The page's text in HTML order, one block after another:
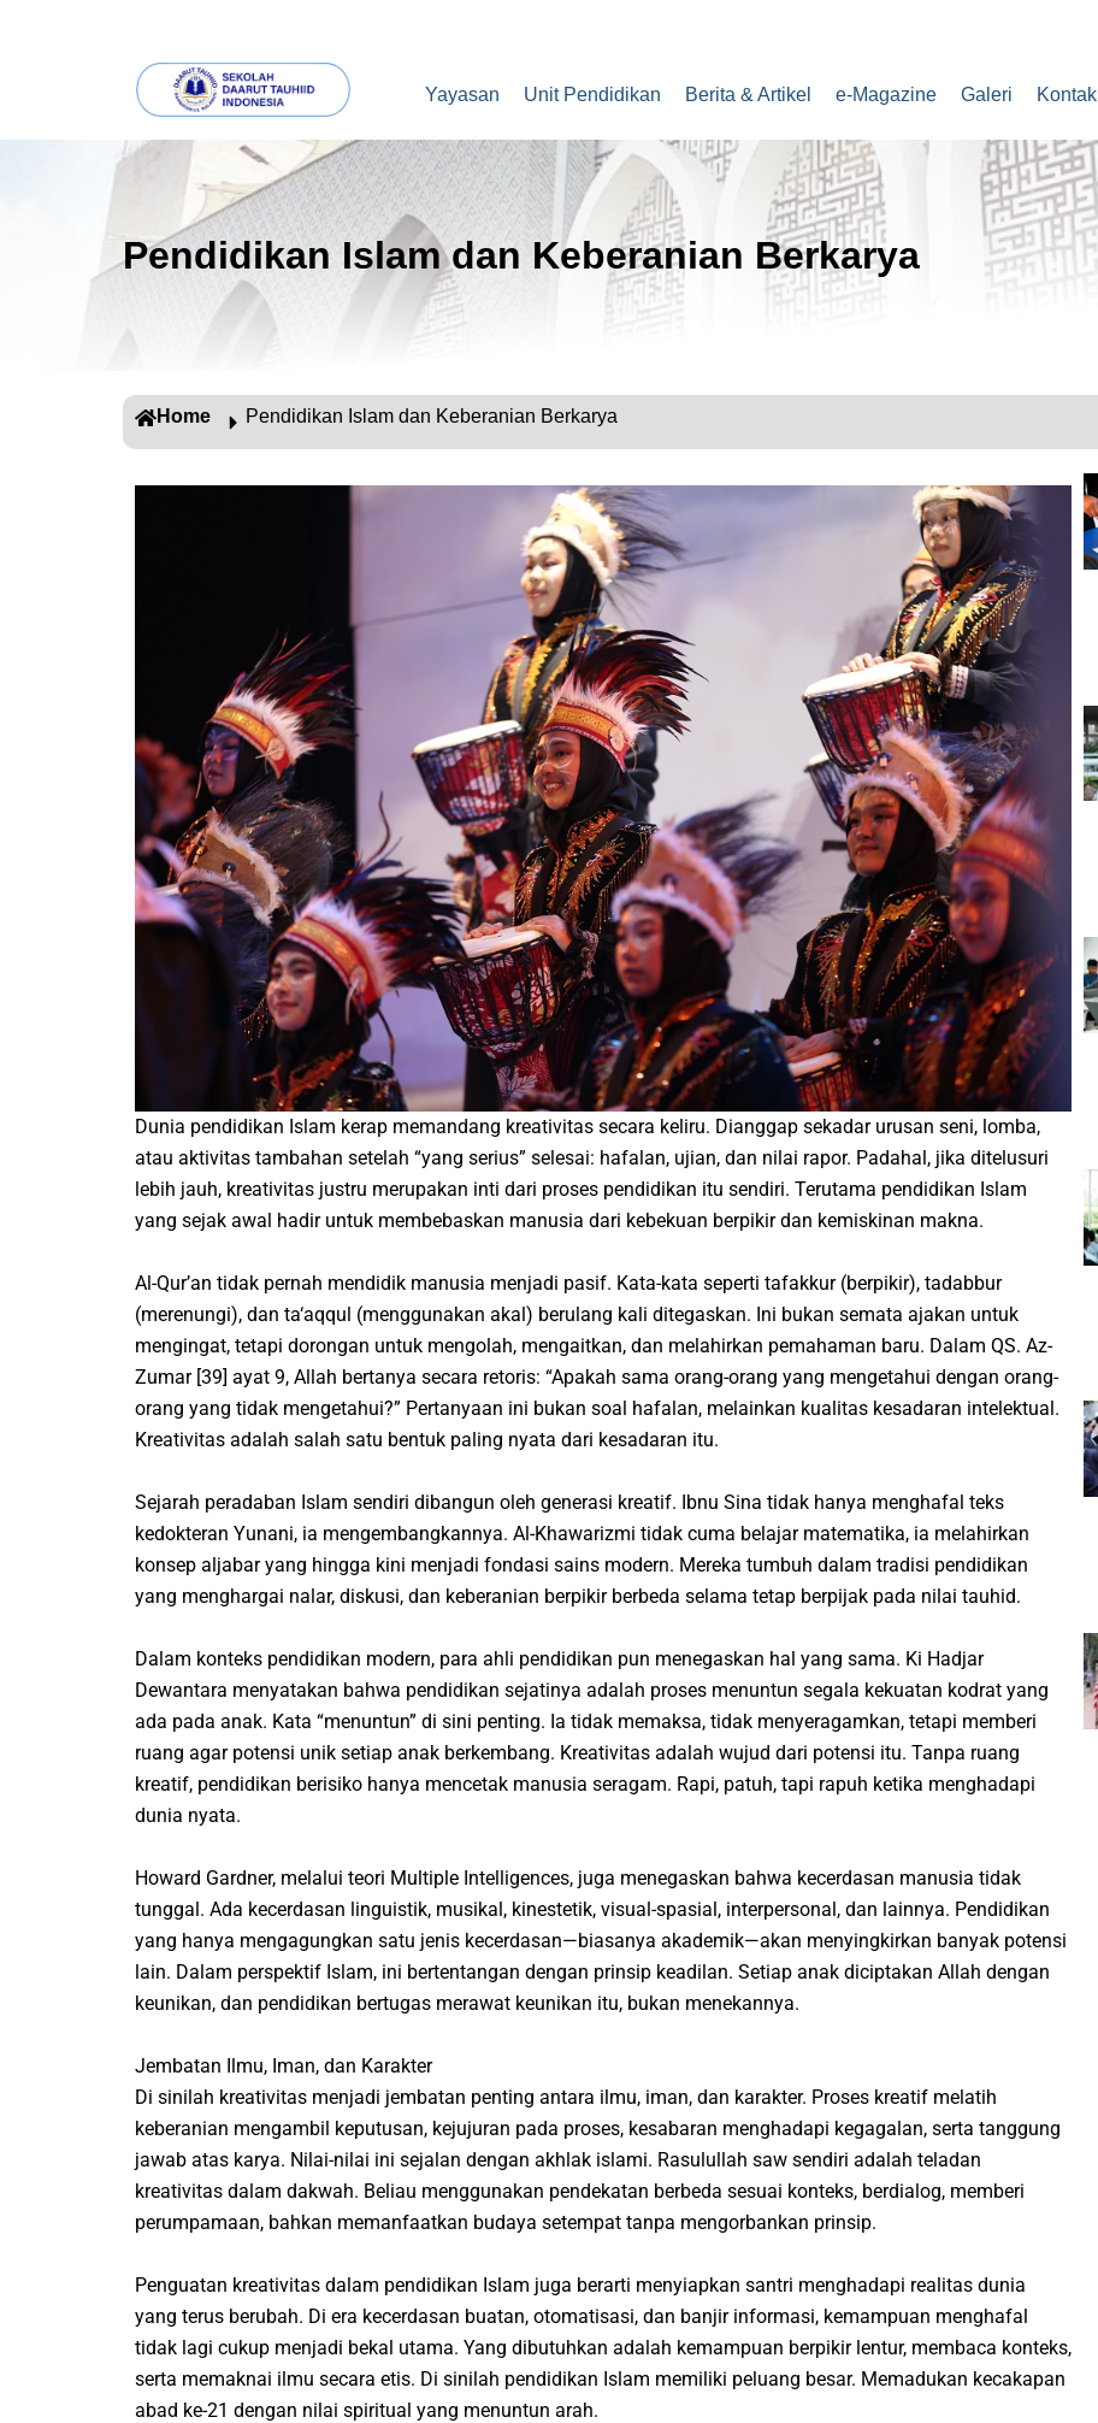
Yayasan Unit Pendidikan Berita & Artikel e-Magazine Galeri Kontak
Pendidikan Islam dan Keberanian Berkarya
Home Pendidikan Islam dan Keberanian Berkarya
Dunia pendidikan Islam kerap memandang kreativitas secara keliru. Dianggap sekadar urusan seni, lomba,
atau aktivitas tambahan setelah “yang serius” selesai: hafalan, ujian, dan nilai rapor. Padahal, jika ditelusuri
lebih jauh, kreativitas justru merupakan inti dari proses pendidikan itu sendiri. Terutama pendidikan Islam
yang sejak awal hadir untuk membebaskan manusia dari kebekuan berpikir dan kemiskinan makna.
Al-Qur’an tidak pernah mendidik manusia menjadi pasif. Kata-kata seperti tafakkur (berpikir), tadabbur
(merenungi), dan ta‘aqqul (menggunakan akal) berulang kali ditegaskan. Ini bukan semata ajakan untuk
mengingat, tetapi dorongan untuk mengolah, mengaitkan, dan melahirkan pemahaman baru. Dalam QS. Az-
Zumar [39] ayat 9, Allah bertanya secara retoris: “Apakah sama orang-orang yang mengetahui dengan orang-
orang yang tidak mengetahui?” Pertanyaan ini bukan soal hafalan, melainkan kualitas kesadaran intelektual.
Kreativitas adalah salah satu bentuk paling nyata dari kesadaran itu.
Sejarah peradaban Islam sendiri dibangun oleh generasi kreatif. Ibnu Sina tidak hanya menghafal teks
kedokteran Yunani, ia mengembangkannya. Al-Khawarizmi tidak cuma belajar matematika, ia melahirkan
konsep aljabar yang hingga kini menjadi fondasi sains modern. Mereka tumbuh dalam tradisi pendidikan
yang menghargai nalar, diskusi, dan keberanian berpikir berbeda selama tetap berpijak pada nilai tauhid.
Dalam konteks pendidikan modern, para ahli pendidikan pun menegaskan hal yang sama. Ki Hadjar
Dewantara menyatakan bahwa pendidikan sejatinya adalah proses menuntun segala kekuatan kodrat yang
ada pada anak. Kata “menuntun” di sini penting. Ia tidak memaksa, tidak menyeragamkan, tetapi memberi
ruang agar potensi unik setiap anak berkembang. Kreativitas adalah wujud dari potensi itu. Tanpa ruang
kreatif, pendidikan berisiko hanya mencetak manusia seragam. Rapi, patuh, tapi rapuh ketika menghadapi
dunia nyata.
Howard Gardner, melalui teori Multiple Intelligences, juga menegaskan bahwa kecerdasan manusia tidak
tunggal. Ada kecerdasan linguistik, musikal, kinestetik, visual-spasial, interpersonal, dan lainnya. Pendidikan
yang hanya mengagungkan satu jenis kecerdasan—biasanya akademik—akan menyingkirkan banyak potensi
lain. Dalam perspektif Islam, ini bertentangan dengan prinsip keadilan. Setiap anak diciptakan Allah dengan
keunikan, dan pendidikan bertugas merawat keunikan itu, bukan menekannya.
Jembatan Ilmu, Iman, dan Karakter
Di sinilah kreativitas menjadi jembatan penting antara ilmu, iman, dan karakter. Proses kreatif melatih
keberanian mengambil keputusan, kejujuran pada proses, kesabaran menghadapi kegagalan, serta tanggung
jawab atas karya. Nilai-nilai ini sejalan dengan akhlak islami. Rasulullah saw sendiri adalah teladan
kreativitas dalam dakwah. Beliau menggunakan pendekatan berbeda sesuai konteks, berdialog, memberi
perumpamaan, bahkan memanfaatkan budaya setempat tanpa mengorbankan prinsip.
Penguatan kreativitas dalam pendidikan Islam juga berarti menyiapkan santri menghadapi realitas dunia
yang terus berubah. Di era kecerdasan buatan, otomatisasi, dan banjir informasi, kemampuan menghafal
tidak lagi cukup menjadi bekal utama. Yang dibutuhkan adalah kemampuan berpikir lentur, membaca konteks,
serta memaknai ilmu secara etis. Di sinilah pendidikan Islam memiliki peluang besar. Memadukan kecakapan
abad ke-21 dengan nilai spiritual yang menuntun arah.